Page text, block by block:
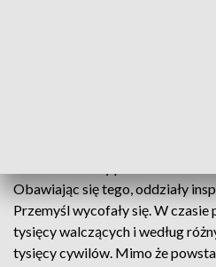
Obawiając się tego, oddziały
Przemyśl wycofały się. W czasie
tysięcy walczących i według
tysięcy cywilów. Mimo że